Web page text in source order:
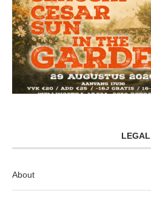
LEGAL
About